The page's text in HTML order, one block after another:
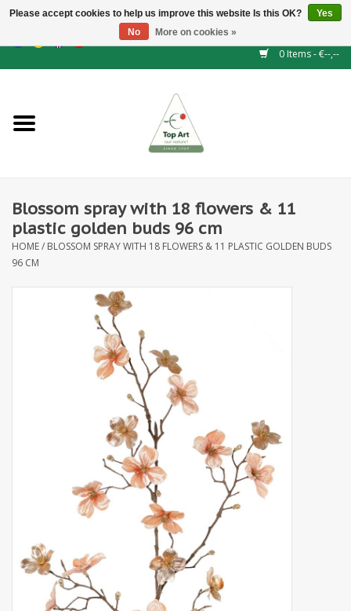
GBP/CHF
0 Items - €--,--
NEW!
Floral supplies
Artificial flowers
Leaf - and Berry branches
Blossom spray with 18 flowers & 11
plastic golden buds 96 cm
HOME/ BLOSSOM SPRAY WITH 18 FLOWERS & 11 PLASTIC GOLDEN BUDS
96 CM
Please accept cookies to help us improve this website Is this OK?
Yes
No
More on cookies »